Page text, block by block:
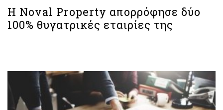
Η Noval Property απορρόφησε δύο
100% θυγατρικές εταιρίες της